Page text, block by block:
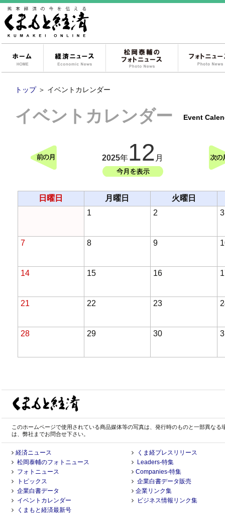
経済ニュース
トップ ＞ イベントカレンダー
イベントカレンダー Event
2025年12 月
日曜日 月曜日
火曜日
1
2 3
7 8 9
14 15 16
21 22 23
28 29 30
このホームページで使用されている商品媒体等の写真は、発行時のものと一部異な
は、弊社までお問合せ下さい。
経済ニュース
松岡泰輔のフォトニュース
フォトニュース
トピックス
企業白書データ
イベントカレンダー
くまもと経済最新号
くま経プレスリリース
Leaders-特集
Companies-特集
企業白書データ販売
企業リンク集
ビジネス情報リンク集